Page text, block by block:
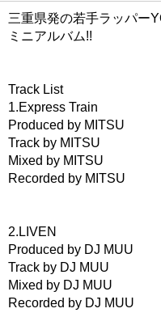
三重県発の若手ラッパー
ミニアルバム!!
Track List
1.Express Train
Produced by MITSU
Track by MITSU
Mixed by MITSU
Recorded by MITSU
2.LIVEN
Produced by DJ MUU
Track by DJ MUU
Mixed by DJ MUU
Recorded by DJ MUU